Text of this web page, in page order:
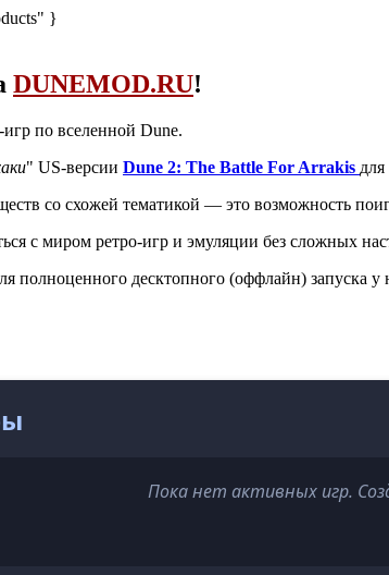
}
DUNEMOD.RU!
по вселенной Dune.
" US-версии Dune 2: The Battle For Arrakis для
со схожей тематикой — это возможность
с миром ретро-игр и эмуляции без сложных
полноценного десктопного (оффлайн) запуска у
Пока нет активных игр.